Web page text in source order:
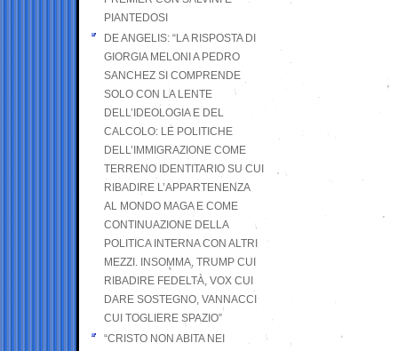
PIANTEDOSI
DE ANGELIS: “LA RISPOSTA DI
GIORGIA MELONI A PEDRO
SANCHEZ SI COMPRENDE
SOLO CON LA LENTE
DELL’IDEOLOGIA E DEL
CALCOLO: LE POLITICHE
DELL’IMMIGRAZIONE COME
TERRENO IDENTITARIO SU CUI
RIBADIRE L’APPARTENENZA
AL MONDO MAGA E COME
CONTINUAZIONE DELLA
POLITICA INTERNA CON ALTRI
MEZZI. INSOMMA, TRUMP CUI
RIBADIRE FEDELTÀ, VOX CUI
DARE SOSTEGNO, VANNACCI
CUI TOGLIERE SPAZIO”
“CRISTO NON ABITA NEI